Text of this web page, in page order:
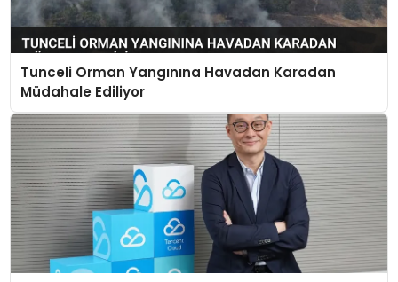
Tunceli Orman Yangınına Havadan Karadan
Müdahale Ediliyor